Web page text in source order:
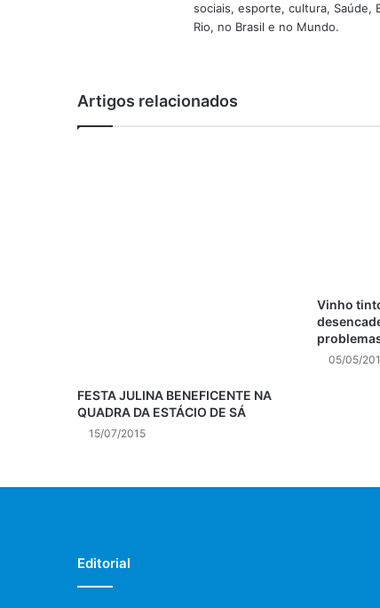
sociais, esporte, cultura, Saúde,
Rio, no Brasil e no Mundo.
Artigos relacionados
FESTA JULINA BENEFICENTE NA
QUADRA DA ESTÁCIO DE SÁ
15/07/2015
Vinho
05/05/
Editorial